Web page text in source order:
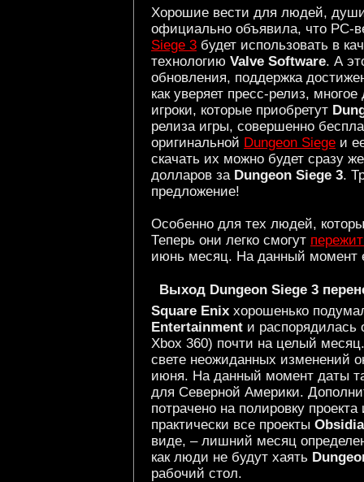
Хорошие вести для людей,
официально объявила, что PC-
Siege 3 будет использовать в
технологию Valve Software. А
обновления, поддержка
как уверяет пресс-релиз,
игроки, которые приобретут
релиза игры, совершенно
оригинальной Dungeon Siege и
скачать их можно будет сразу
долларов за Dungeon Siege 3.
предложение!
Особенно для тех людей,
Теперь они легко смогут
июнь месяц. На данный момент
Выход Dungeon Siege 3
Square Enix хорошенько
Entertainment и
Xbox 360) почти на целый
свете неожиданных изменений
июня. На данный момент даты
для Северной Америки.
потрачено на полировку
практически все проекты
виде, – лишний месяц
как люди не будут хаять
рабочий стол.